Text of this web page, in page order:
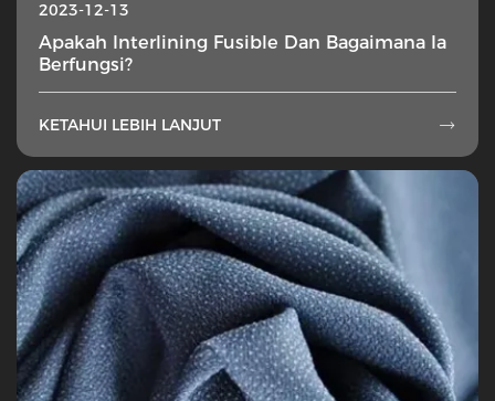
2023-12-13
Apakah Interlining Fusible Dan Bagaimana Ia
Berfungsi?
KETAHUI LEBIH LANJUT 